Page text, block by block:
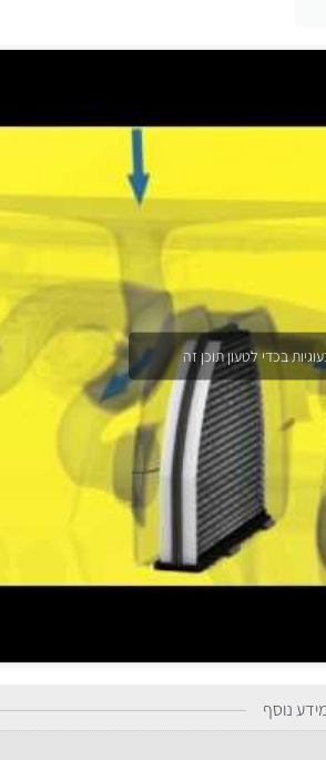
בכדי לטעון תוכן זה
נוסף